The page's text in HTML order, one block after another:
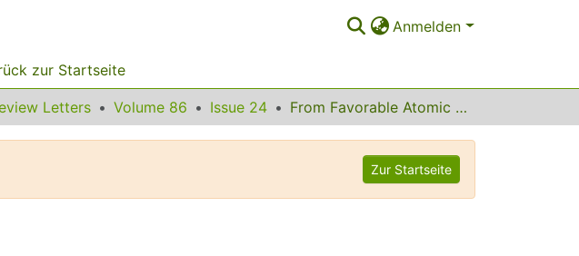
Anmelden
zur Startseite
Letters Volume 86 Issue 24 From Favorable Atomic Configurations to Supershell Structures: A New Interpretation of Conductance Histograms
Zur Startseite